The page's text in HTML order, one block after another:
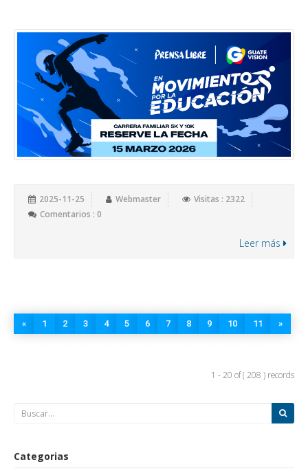
2025-11-25 Webmaster
Visitas : 2322
Comentarios : 0
Leer más
« 1 2 3 4 5 6 7 8 9 10 11 »
1 - 20 of ( 208 ) records
Categorias